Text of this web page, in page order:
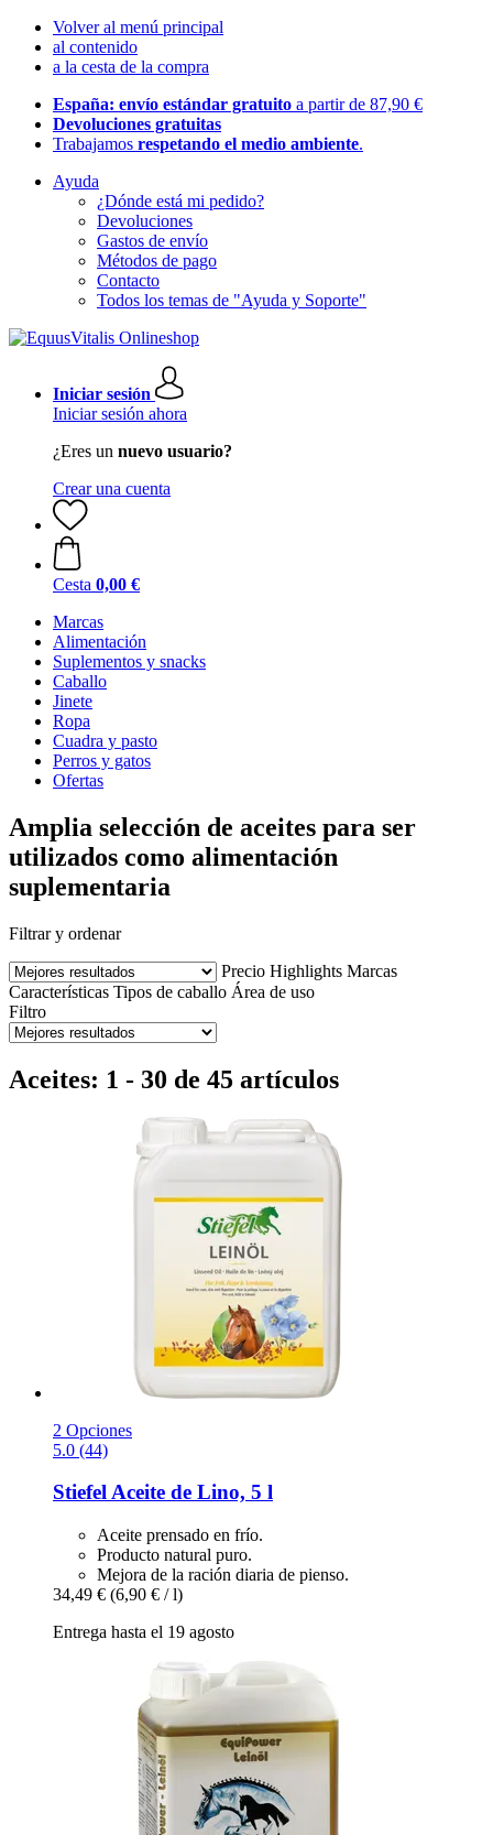
Volver al menú principal
al contenido
a la cesta de la compra
España: envío estándar gratuito a partir de 87,90 €
Devoluciones gratuitas
Trabajamos respetando el medio ambiente.
Ayuda
¿Dónde está mi pedido?
Devoluciones
Gastos de envío
Métodos de pago
Contacto
Todos los temas de "Ayuda y Soporte"
Iniciar sesión
Iniciar sesión ahora
¿Eres un nuevo usuario?
Crear una cuenta
Cesta 0,00 €
Marcas
Alimentación
Suplementos y snacks
Caballo
Jinete
Ropa
Cuadra y pasto
Perros y gatos
Ofertas
Amplia selección de aceites para ser
utilizados como alimentación
suplementaria
Filtrar y ordenar
Precio Highlights Marcas
Características Tipos de caballo Área de uso
Filtro
Aceites: 1 - 30 de 45 artículos
2 Opciones
5.0 (44)
StiefelAceite de Lino, 5 l
Aceite prensado en frío.
Producto natural puro.
Mejora de la ración diaria de pienso.
34,49 € (6,90 € / l)
Entrega hasta el 19 agosto